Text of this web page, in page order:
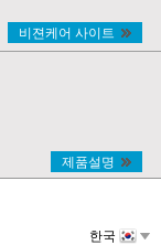
비젼케어 사이트
제품설명
한국